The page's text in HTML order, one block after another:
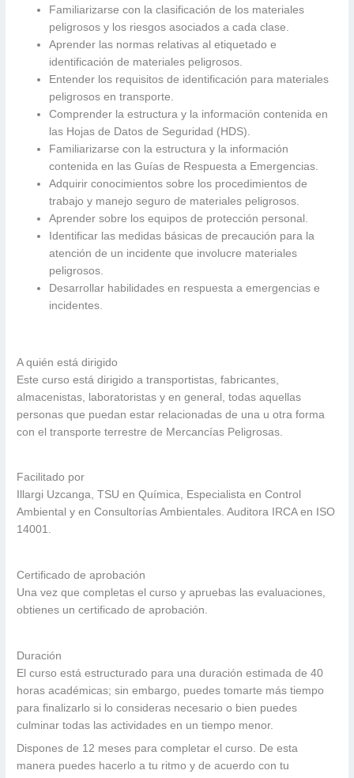
Familiarizarse con la clasificación de los materiales
peligrosos y los riesgos asociados a cada clase.
Aprender las normas relativas al etiquetado e
identificación de materiales peligrosos.
Entender los requisitos de identificación para materiales
peligrosos en transporte.
Comprender la estructura y la información contenida en
las Hojas de Datos de Seguridad (HDS).
Familiarizarse con la estructura y la información
contenida en las Guías de Respuesta a Emergencias.
Adquirir conocimientos sobre los procedimientos de
trabajo y manejo seguro de materiales peligrosos.
Aprender sobre los equipos de protección personal.
Identificar las medidas básicas de precaución para la
atención de un incidente que involucre materiales
peligrosos.
Desarrollar habilidades en respuesta a emergencias e
incidentes.
A quién está dirigido
Este curso está dirigido a transportistas, fabricantes,
almacenistas, laboratoristas y en general, todas aquellas
personas que puedan estar relacionadas de una u otra forma
con el transporte terrestre de Mercancías Peligrosas.
Facilitado por
Illargi Uzcanga, TSU en Química, Especialista en Control
Ambiental y en Consultorías Ambientales. Auditora IRCA en ISO
14001.
Certificado de aprobación
Una vez que completas el curso y apruebas las evaluaciones,
obtienes un certificado de aprobación.
Duración
El curso está estructurado para una duración estimada de 40
horas académicas; sin embargo, puedes tomarte más tiempo
para finalizarlo si lo consideras necesario o bien puedes
culminar todas las actividades en un tiempo menor.
Dispones de 12 meses para completar el curso. De esta
manera puedes hacerlo a tu ritmo y de acuerdo con tu